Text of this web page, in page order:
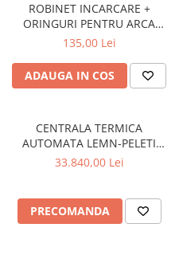
ROBINET INCARCARE +
ORINGURI PENTRU ARCA
PIXEL / POCKET - AST0900P
135,00 Lei
ADAUGA IN COS
CENTRALA TERMICA
AUTOMATA LEMN-PELETI
ARCA LPA DUO MATIC 45RI
33.840,00 Lei
PRECOMANDA